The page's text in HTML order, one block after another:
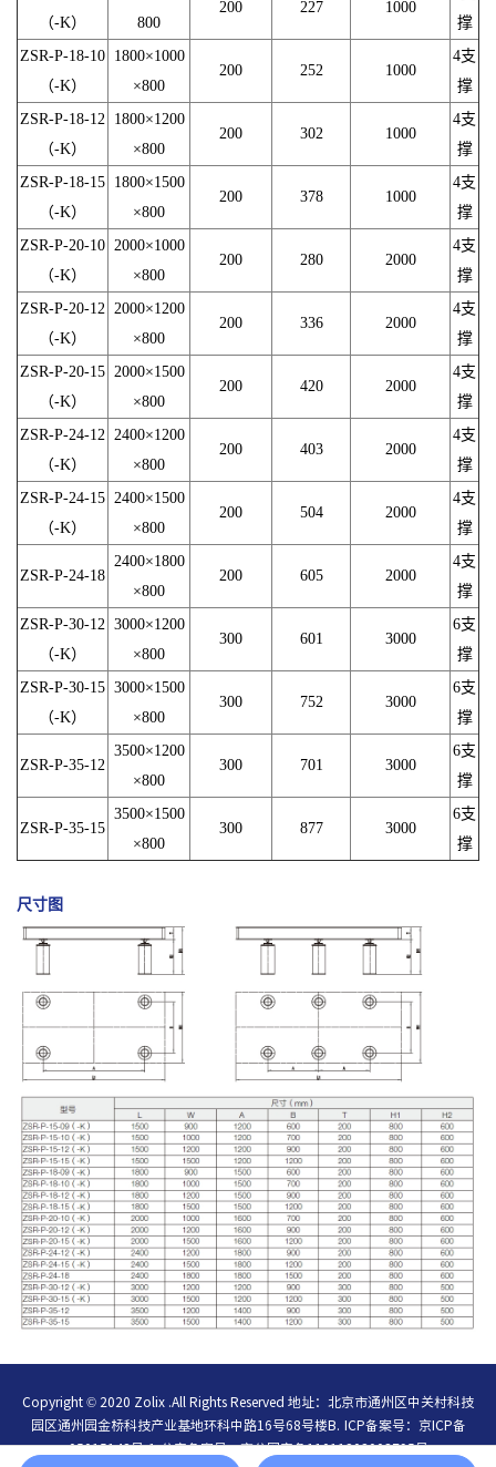
（-K）
800
200 227 1000
撑
ZSR-P-18-10
（-K）
1800×1000
×800
200 252 1000
4支
撑
ZSR-P-18-12
（-K）
1800×1200
×800
200 302 1000
4支
撑
ZSR-P-18-15
（-K）
1800×1500
×800
200 378 1000
4支
撑
ZSR-P-20-10
（-K）
2000×1000
×800
200 280 2000
4支
撑
ZSR-P-20-12
（-K）
2000×1200
×800
200 336 2000
4支
撑
ZSR-P-20-15
（-K）
2000×1500
×800
200 420 2000
4支
撑
ZSR-P-24-12
（-K）
2400×1200
×800
200 403 2000
4支
撑
ZSR-P-24-15
（-K）
2400×1500
×800
200 504 2000
4支
撑
ZSR-P-24-18
2400×1800
×800
200 605 2000
4支
撑
ZSR-P-30-12
（-K）
3000×1200
×800
300 601 3000
6支
撑
ZSR-P-30-15
（-K）
3000×1500
×800
300 752 3000
6支
撑
ZSR-P-35-12
3500×1200
×800
300 701 3000
6支
撑
ZSR-P-35-15
3500×1500
×800
300 877 3000
6支
撑
尺寸图
Copyright © 2020 Zolix .All Rights Reserved 地址：北京市通州区中关村科技
园区通州园金桥科技产业基地环科中路16号68号楼B.
ICP备案号： 京ICP备
05015148号-1 公安备案号：京公网安备11011202003795号